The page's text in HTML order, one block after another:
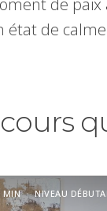
de
état de
MIN NIVEAU